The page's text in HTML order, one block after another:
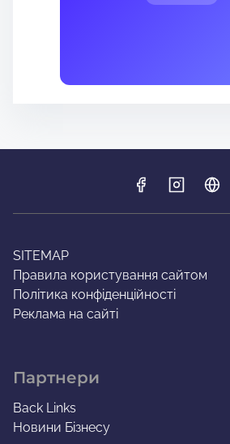
SITEMAP
Правила користування сайтом
Політика конфіденційності
Реклама на сайті
Партнери
Back Links
Новини Бізнесу